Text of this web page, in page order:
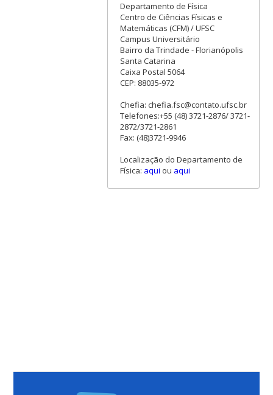
Departamento de Física
Centro de Ciências Físicas e
Matemáticas (CFM) / UFSC
Campus Universitário
Bairro da Trindade - Florianópolis
Santa Catarina
Caixa Postal 5064
CEP: 88035-972
Chefia: chefia.fsc@contato.ufsc.br
Telefones:+55 (48) 3721-2876/ 3721-
2872/3721-2861
Fax: (48)3721-9946
Localização do Departamento de
Física: aqui ou aqui